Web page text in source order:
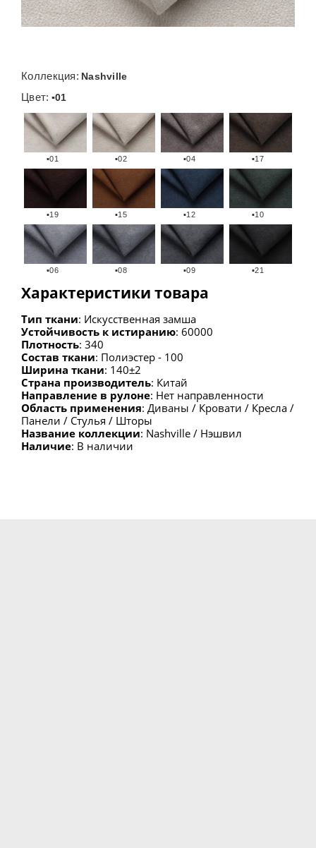
Коллекция: Nashville
Цвет: ▪01
▪01 ▪02 ▪04 ▪17
▪19 ▪15 ▪12 ▪10
▪06 ▪08 ▪09 ▪21
Характеристики товара
Тип ткани: Искусственная замша
Устойчивость к истиранию: 60000
Плотность: 340
Состав ткани: Полиэстер - 100
Ширина ткани: 140±2
Страна производитель: Китай
Направление в рулоне: Нет направленности
Область применения: Диваны / Кровати / Кресла /
Панели / Стулья / Шторы
Название коллекции: Nashville / Нэшвил
Наличие: В наличии